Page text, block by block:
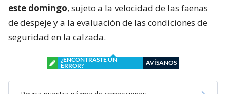
este domingo, sujeto a la velocidad de las faenas
de despeje y a la evaluación de las condiciones de
seguridad en la calzada.
¿ENCONTRASTE UN
ERROR?
AVÍSANOS